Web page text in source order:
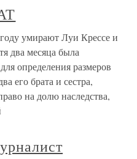
умирают Луи Крессе и
два месяца была
определения размеров
его брата и сестра,
на долю наследства,